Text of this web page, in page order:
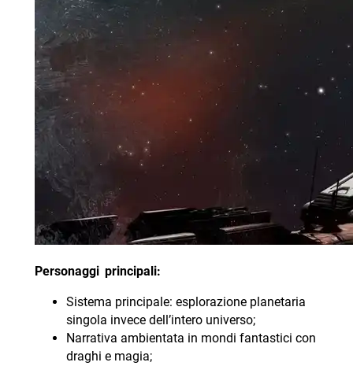
Personaggi principali:
Sistema principale: esplorazione planetaria
singola invece dell’intero universo;
Narrativa ambientata in mondi fantastici con
draghi e magia;